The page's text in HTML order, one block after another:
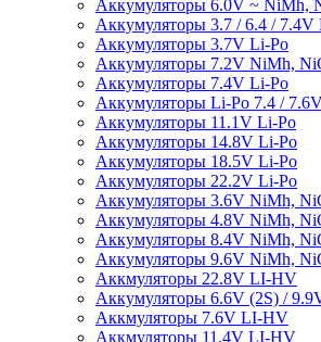
Аккумуляторы 6.0V ~ NiMh,
Аккумуляторы 3.7 / 6.4 / 7.4V
Аккумуляторы 3.7V Li-Po
Аккумуляторы 7.2V NiMh,
Аккумуляторы 7.4V Li-Po
Аккумуляторы Li-Po 7.4 /
Аккумуляторы 11.1V Li-Po
Аккумуляторы 14.8V Li-Po
Аккумуляторы 18.5V Li-Po
Аккумуляторы 22.2V Li-Po
Аккумуляторы 3.6V NiMh,
Аккумуляторы 4.8V NiMh,
Аккумуляторы 8.4V NiMh,
Аккумуляторы 9.6V NiMh,
Аккмуляторы 22.8V LI-HV
Аккумуляторы 6.6V (2S) /
Аккмуляторы 7.6V LI-HV
Аккмуляторы 11.4V LI-HV